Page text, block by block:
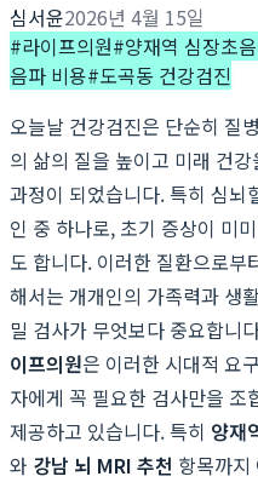
심서윤2026년 4월 15일
#라이프의원#양재역 심장초
음파 비용#도곡동 건강검진
오늘날 건강검진은 단순히 질
의 삶의 질을 높이고 미래 건
과정이 되었습니다. 특히 심뇌
인 중 하나로, 초기 증상이 미
도 합니다. 이러한 질환으로부
해서는 개개인의 가족력과 생
밀 검사가 무엇보다 중요합니
이프의원은 이러한 시대적 요
자에게 꼭 필요한 검사만을 조
제공하고 있습니다. 특히 양재
와 강남 뇌 MRI 추천 항목까지